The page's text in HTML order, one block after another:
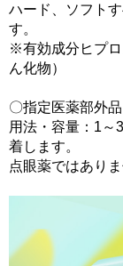
ハード、ソフト
す。
※有効成分ヒプ
ん化物）
〇指定医薬部外品
用法・容量：1～
着します。
点眼薬ではあり